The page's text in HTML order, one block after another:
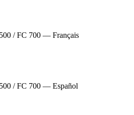
/ FC 700 — Français
/ FC 700 — Español